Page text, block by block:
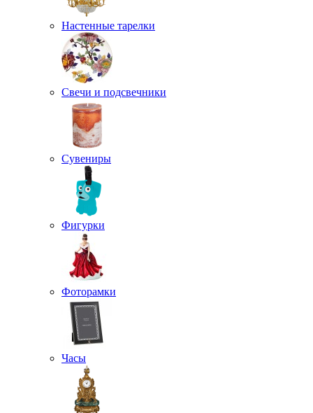
Настенные тарелки
Свечи и подсвечники
Сувениры
Фигурки
Фоторамки
Часы